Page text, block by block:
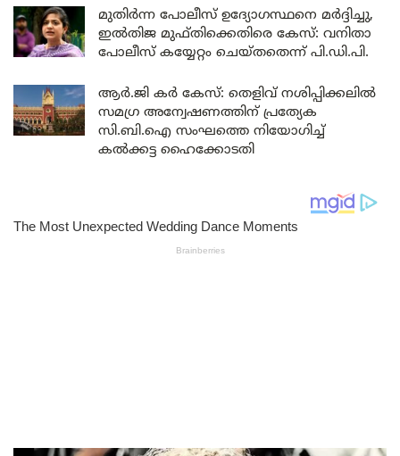
മുതിർന്ന പോലീസ് ഉദ്യോഗസ്ഥനെ മർദ്ദിച്ചു,
ഇൽതിജ മുഫ്തിക്കെതിരെ കേസ്: വനിതാ
പോലീസ് കയ്യേറ്റം ചെയ്തതെന്ന് പി.ഡി.പി.
ആർ.ജി കർ കേസ്: തെളിവ് നശിപ്പിക്കലിൽ
സമഗ്ര അന്വേഷണത്തിന് പ്രത്യേക
സി.ബി.ഐ സംഘത്തെ നിയോഗിച്ച്
കൽക്കട്ട ഹൈക്കോടതി